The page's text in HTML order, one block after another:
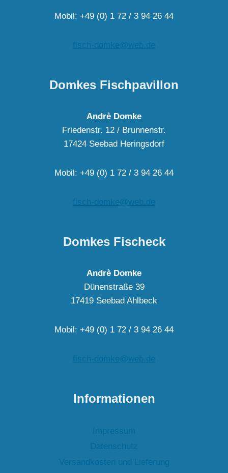
Mobil: +49 (0) 1 72 / 3 94 26 44
fisch-domke@web.de
Domkes Fischpavillon
Andrè Domke
Friedenstr. 12 / Brunnenstr.
17424 Seebad Heringsdorf
Mobil: +49 (0) 1 72 / 3 94 26 44
fisch-domke@web.de
Domkes Fischeck
Andrè Domke
Dünenstraße 39
17419 Seebad Ahlbeck
Mobil: +49 (0) 1 72 / 3 94 26 44
fisch-domke@web.de
Informationen
Impressum
Datenschutz
Versandkosten und Lieferung